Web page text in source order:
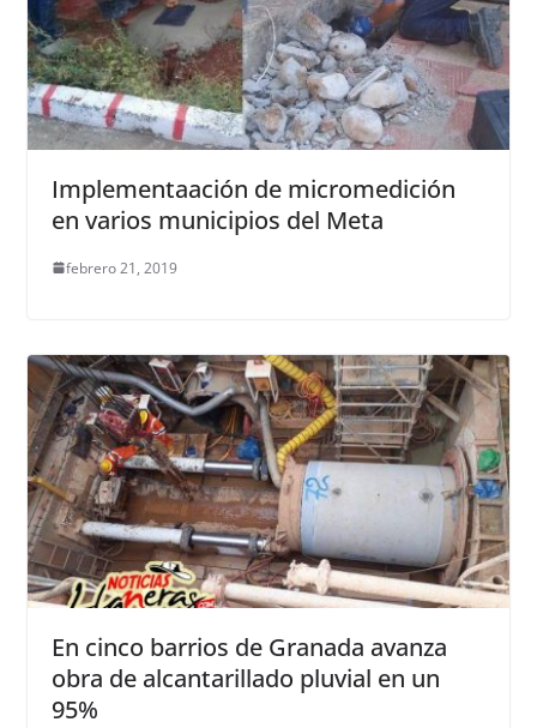
Implementaación de micromedición
en varios municipios del Meta
febrero 21, 2019
En cinco barrios de Granada avanza
obra de alcantarillado pluvial en un
95%